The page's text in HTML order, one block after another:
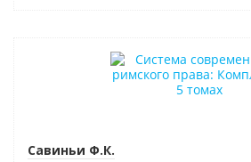
Нет в наличии
Савиньи Ф.К.